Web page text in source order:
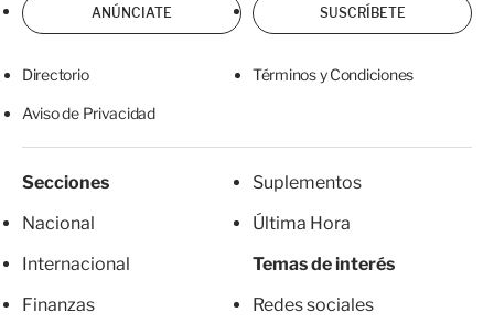
ANÚNCIATE SUSCRÍBETE
Directorio Términos y Condiciones
Aviso de Privacidad
Secciones
Nacional
Internacional
Finanzas
Suplementos
Última Hora
Temas de interés
Redes sociales